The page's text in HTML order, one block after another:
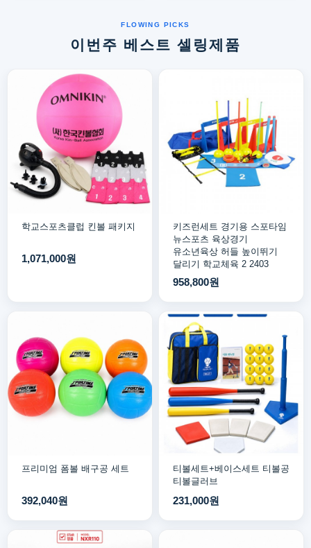
이번주 베스트 셀링제품
학교스포츠클럽 킨볼 패키지
1,071,000원
키즈런세트 경기용 스포타임
뉴스포츠 육상경기
유소년육상 허들 높이뛰기
달리기 학교체육 2 2403
958,800원
프리미엄 폼볼 배구공 세트
392,040원
티볼세트+베이스세트 티볼공
티볼글러브
231,000원